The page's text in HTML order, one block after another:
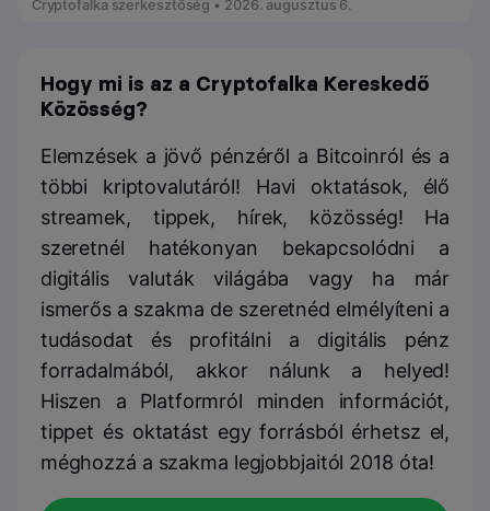
Cryptofalka szerkesztőség • 2026. augusztus 6.
Hogy mi is az a Cryptofalka Kereskedő
Közösség?
Elemzések a jövő pénzéről a Bitcoinról és a
többi kriptovalutáról! Havi oktatások, élő
streamek, tippek, hírek, közösség! Ha
szeretnél hatékonyan bekapcsolódni a
digitális valuták világába vagy ha már
ismerős a szakma de szeretnéd elmélyíteni a
tudásodat és profitálni a digitális pénz
forradalmából, akkor nálunk a helyed!
Hiszen a Platformról minden információt,
tippet és oktatást egy forrásból érhetsz el,
méghozzá a szakma legjobbjaitól 2018 óta!